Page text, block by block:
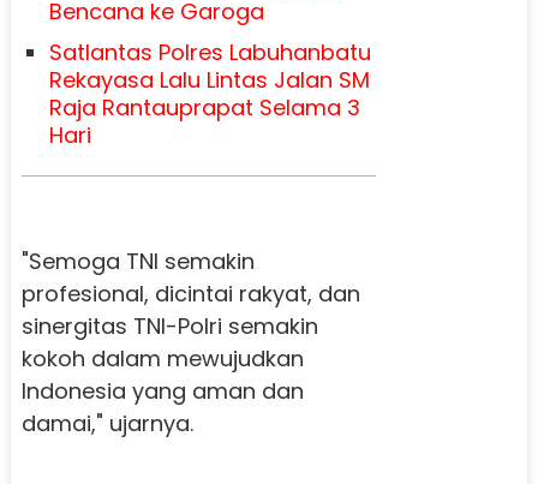
Bencana ke Garoga
Satlantas Polres Labuhanbatu
Rekayasa Lalu Lintas Jalan SM
Raja Rantauprapat Selama 3
Hari
"Semoga TNI semakin
profesional, dicintai rakyat, dan
sinergitas TNI-Polri semakin
kokoh dalam mewujudkan
Indonesia yang aman dan
damai," ujarnya.